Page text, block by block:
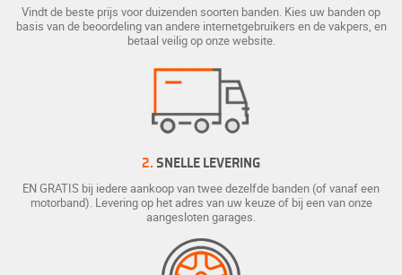
Vindt de beste prijs voor duizenden soorten banden. Kies uw banden op
basis van de beoordeling van andere internetgebruikers en de vakpers, en
betaal veilig op onze website.
2. SNELLE LEVERING
EN GRATIS bij iedere aankoop van twee dezelfde banden (of vanaf een
motorband). Levering op het adres van uw keuze of bij een van onze
aangesloten garages.